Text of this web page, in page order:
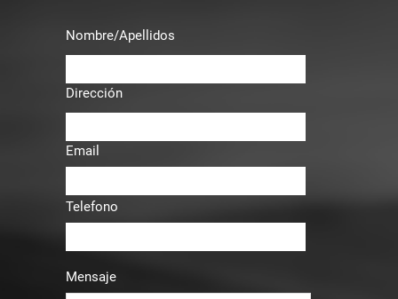
Nombre/Apellidos
Dirección
Email
Telefono
Mensaje